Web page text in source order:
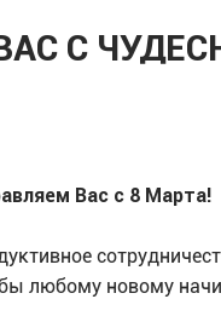
С
Вас с 8 Марта!
любому новому